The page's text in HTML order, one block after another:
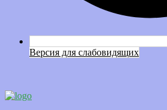
Версия для слабовидящих